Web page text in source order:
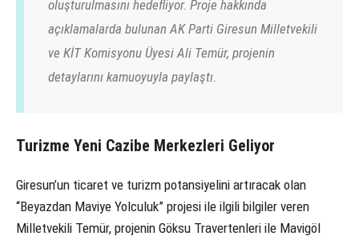
oluşturulmasını hedefliyor. Proje hakkında
açıklamalarda bulunan AK Parti Giresun Milletvekili
ve KİT Komisyonu Üyesi Ali Temür, projenin
detaylarını kamuoyuyla paylaştı.
Turizme Yeni Cazibe Merkezleri Geliyor
Giresun’un ticaret ve turizm potansiyelini artıracak olan
“Beyazdan Maviye Yolculuk” projesi ile ilgili bilgiler veren
Milletvekili Temür, projenin Göksu Travertenleri ile Mavigöl